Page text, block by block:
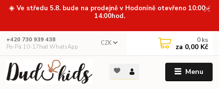
☀️ Ve středu 5.8. bude na prodejně v Hodoníně otevřeno 10:00 -
14:00hod.
Menu
CZK
+420 730 939 438
Po-Pá 10-17hod WhatsApp
0 ks
za 0,00 Kč